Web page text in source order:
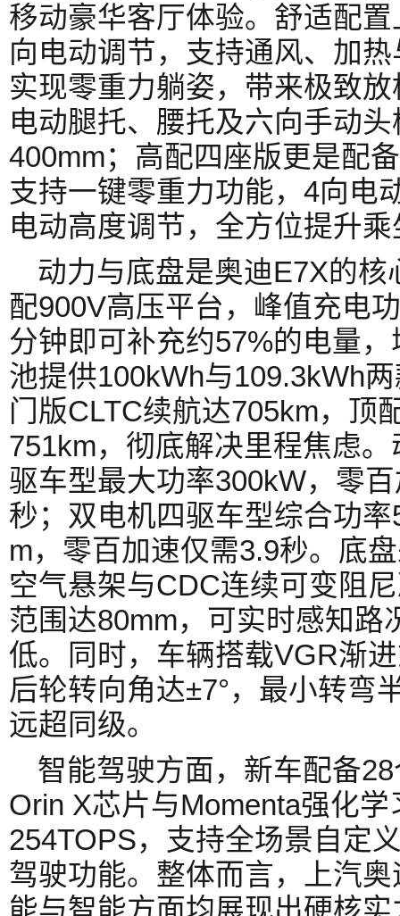
移动豪华客厅体验。舒适配
向电动调节，支持通风、加
实现零重力躺姿，带来极致
电动腿托、腰托及六向手动
400mm；高配四座版更是配
支持一键零重力功能，4向电
电动高度调节，全方位提升
动力与底盘是奥迪E7X的
配900V高压平台，峰值充电
分钟即可补充约57%的电量
池提供100kWh与109.3kWh
门版CLTC续航达705km，顶
751km，彻底解决里程焦虑
驱车型最大功率300kW，零
秒；双电机四驱车型综合功
m，零百加速仅需3.9秒。底
空气悬架与CDC连续可变阻
范围达80mm，可实时感知路
低。同时，车辆搭载VGR渐
后轮转向角达±7°，最小转弯
远超同级。
智能驾驶方面，新车配备
Orin X芯片与Momenta强化
254TOPS，支持全场景自定
驾驶功能。整体而言，上汽
能与智能方面均展现出硬核